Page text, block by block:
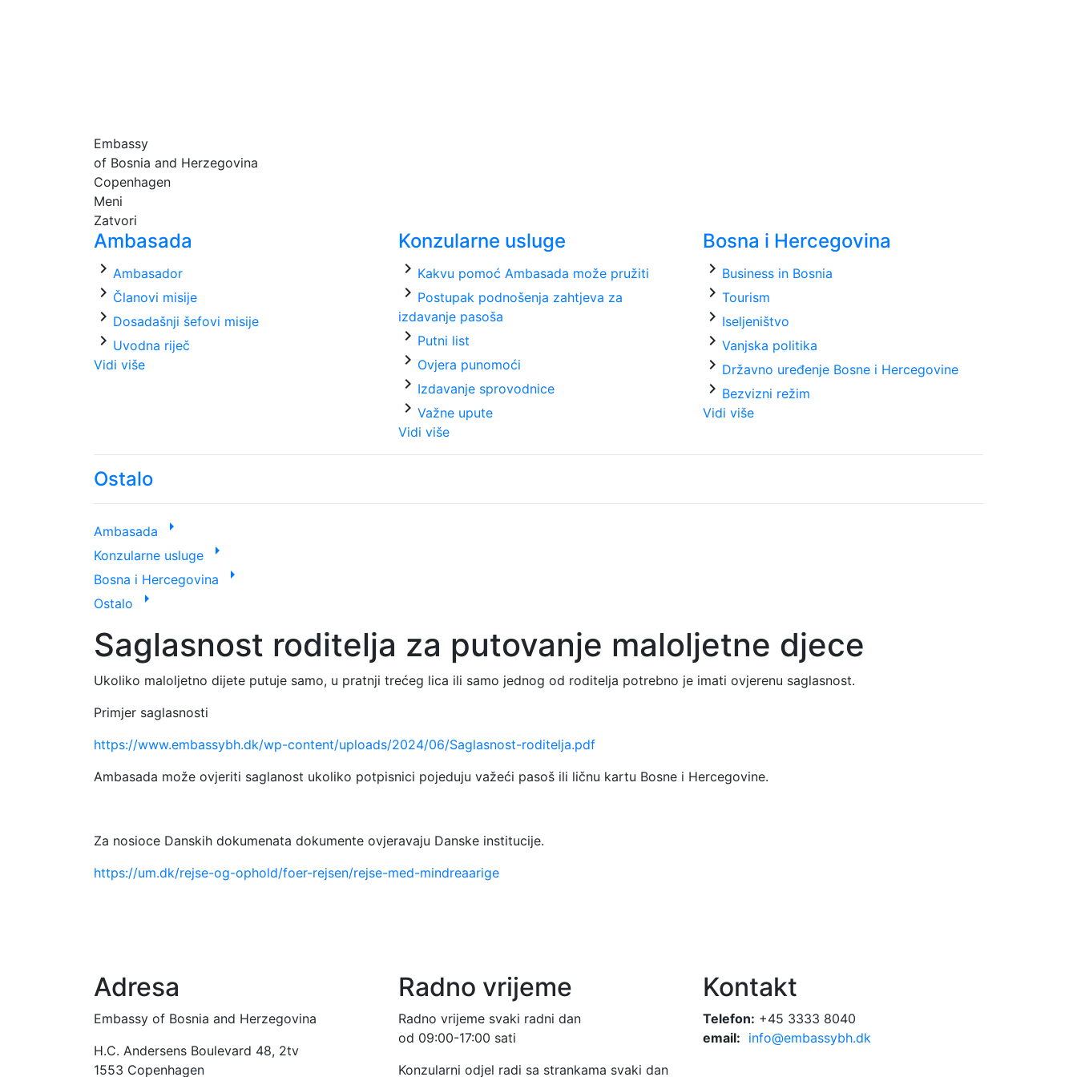
Embassy
of Bosnia and Herzegovina
Copenhagen
Meni
Zatvori
Ambasada
chevron_right Ambasador
chevron_right Članovi misije
chevron_right Dosadašnji šefovi misije
chevron_right Uvodna riječ
Vidi više
Konzularne usluge
chevron_right Kakvu pomoć Ambasada može pružiti
chevron_right Postupak podnošenja zahtjeva za
izdavanje pasoša
chevron_right Putni list
chevron_right Ovjera punomoći
chevron_right Izdavanje sprovodnice
chevron_right Važne upute
Vidi više
Bosna i Hercegovina
chevron_right Business in Bosnia
chevron_right Tourism
chevron_right Iseljeništvo
chevron_right Vanjska politika
chevron_right Državno uređenje Bosne i Hercegovine
chevron_right Bezvizni režim
Vidi više
Ostalo
Ambasada arrow_right
Konzularne usluge arrow_right
Bosna i Hercegovina arrow_right
Ostalo arrow_right
Saglasnost roditelja za putovanje maloljetne djece
Ukoliko maloljetno dijete putuje samo, u pratnji trećeg lica ili samo jednog od roditelja potrebno je imati ovjerenu saglasnost.
Primjer saglasnosti
https://www.embassybh.dk/wp-content/uploads/2024/06/Saglasnost-roditelja.pdf
Ambasada može ovjeriti saglanost ukoliko potpisnici pojeduju važeći pasoš ili ličnu kartu Bosne i Hercegovine.
Za nosioce Danskih dokumenata dokumente ovjeravaju Danske institucije.
https://um.dk/rejse-og-ophold/foer-rejsen/rejse-med-mindreaarige
Adresa
Embassy of Bosnia and Herzegovina
H.C. Andersens Boulevard 48, 2tv
1553 Copenhagen
Radno vrijeme
Radno vrijeme svaki radni dan
od 09:00-17:00 sati
Konzularni odjel radi sa strankama svaki dan
Kontakt
Telefon: +45 3333 8040
email: info@embassybh.dk